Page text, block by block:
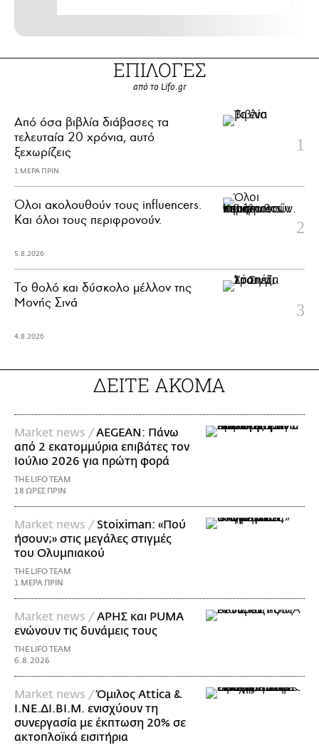
ΕΠΙΛΟΓΕΣ
από το Lifo.gr
Από όσα βιβλία διάβασες τα
τελευταία 20 χρόνια, αυτό
ξεχωρίζεις
1 ΜΕΡΑ ΠΡΙΝ
Όλοι ακολουθούν τους influencers.
Και όλοι τους περιφρονούν.
5.8.2026
Το θολό και δύσκολο μέλλον της
Μονής Σινά
4.8.2026
ΔΕΙΤΕ ΑΚΟΜΑ
Market news /AEGEAN: Πάνω
από 2 εκατομμύρια επιβάτες τον
Ιούλιο 2026 για πρώτη φορά
THE LIFO TEAM
18 ΩΡΕΣ ΠΡΙΝ
Market news / Stoiximan: «Πού
ήσουν;» στις μεγάλες στιγμές
του Ολυμπιακού
THE LIFO TEAM
1 ΜΕΡΑ ΠΡΙΝ
Market news /ΑΡΗΣ και PUMA
ενώνουν τις δυνάμεις τους
THE LIFO TEAM
6.8.2026
Market news /Όμιλος Attica &
Ι.ΝΕ.ΔΙ.ΒΙ.Μ. ενισχύουν τη
συνεργασία με έκπτωση 20% σε
ακτοπλοϊκά εισιτήρια